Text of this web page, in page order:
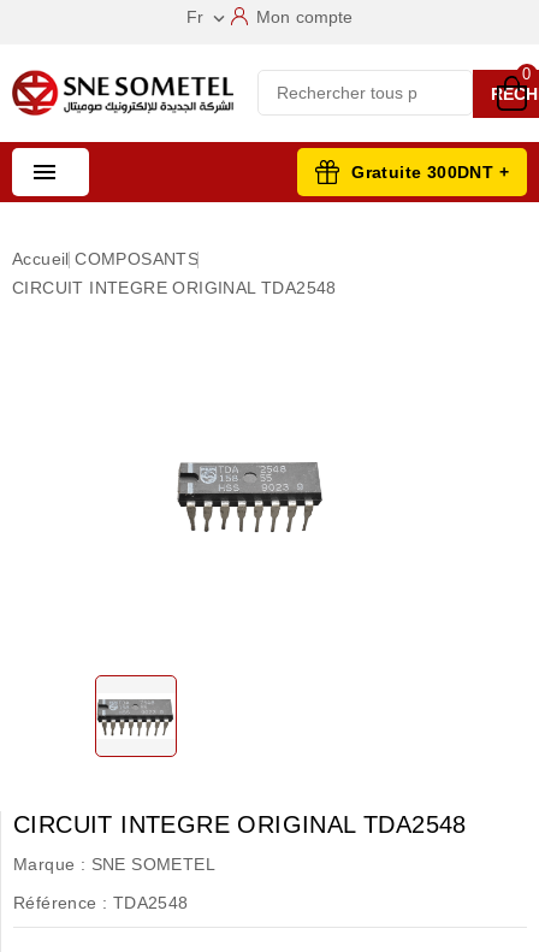
Fr  Mon compte
0
 Gratuite 300DNT +
Accueil COMPOSANTS
CIRCUIT INTEGRE ORIGINAL TDA2548
CIRCUIT INTEGRE ORIGINAL TDA2548
Marque : SNE SOMETEL
Référence : TDA2548